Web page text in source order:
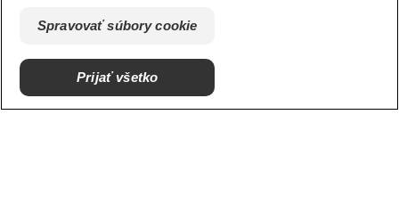
Naše stránky
Podporujeme útulky
Spravovať súbory cookie
Prijať všetko